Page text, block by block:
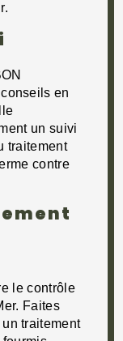
en
un suivi
traitement
contre
le contrôle
Faites
traitement